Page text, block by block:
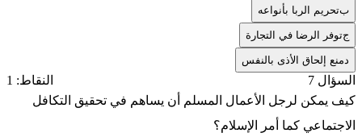
بتحريم الربا بأنواعه
جتوفر الرضا في التجارة
منع إلحاق الأذى بالنفس
السؤال 7
النقاط: 1
كيف يمكن لرجل الأعمال المسلم أن يساهم في تحقيق التكافل
الاجتماعي كما أمر الإسلام؟